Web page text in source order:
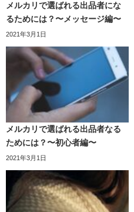
メルカリで選ばれる出品者にな
るためには？〜メッセージ編〜
2021年3月1日
メルカリで選ばれる出品者なる
ためには？〜初心者編〜
2021年3月1日